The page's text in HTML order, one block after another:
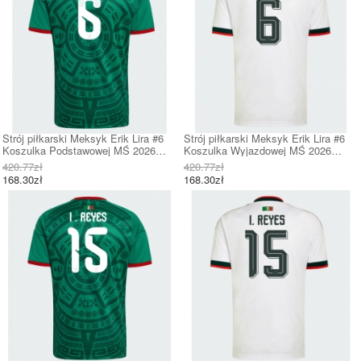
Strój piłkarski Meksyk Erik Lira #6
Koszulka Podstawowej MŚ 2026
Krótki Rękaw
420.77zł
168.30zł
Strój piłkarski Meksyk Erik Lira #6
Koszulka Wyjazdowej MŚ 2026
Krótki Rękaw
420.77zł
168.30zł